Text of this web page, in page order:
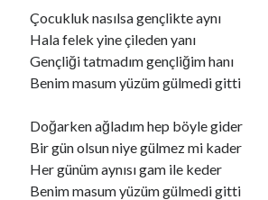
BAĞIŞLA ADINIiçindario72
BAĞIŞLA ADINIiçinold_betty6573
BAĞIŞLA ADINIiçinfoodie22
BAĞIŞLA ADINIiçinZoe72
Ara
Çocukluk nasılsa gençlikte aynı
Hala felek yine çileden yanı
Gençliği tatmadım gençliğim hanı
Benim masum yüzüm gülmedi gitti
Doğarken ağladım hep böyle gider
Bir gün olsun niye gülmez mi kader
Her günüm aynısı gam ile keder
Benim masum yüzüm gülmedi gitti